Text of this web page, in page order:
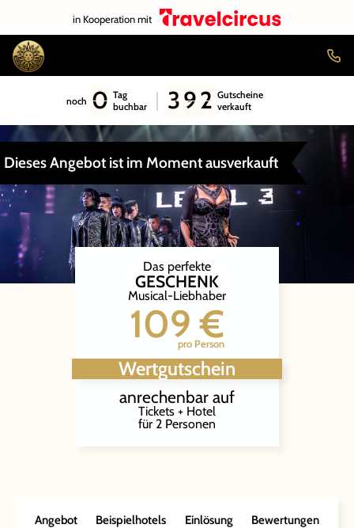
in Kooperation mit
noch 0 Tag
buchbar
392 Gutscheine
verkauft
Dieses Angebot ist im Moment ausverkauft
Das perfekte
GESCHENK
Musical-Liebhaber
109 €
pro Person
Wertgutschein
anrechenbar auf
Tickets + Hotel
für 2 Personen
Angebot Beispielhotels Einlösung Bewertungen